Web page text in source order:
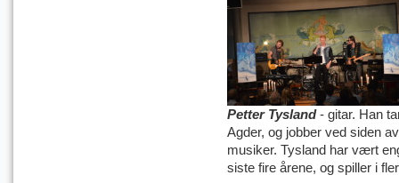
Petter Tysland- gitar. Han
Agder, og jobber ved siden
musiker. Tysland har vært
siste fire årene, og spiller i